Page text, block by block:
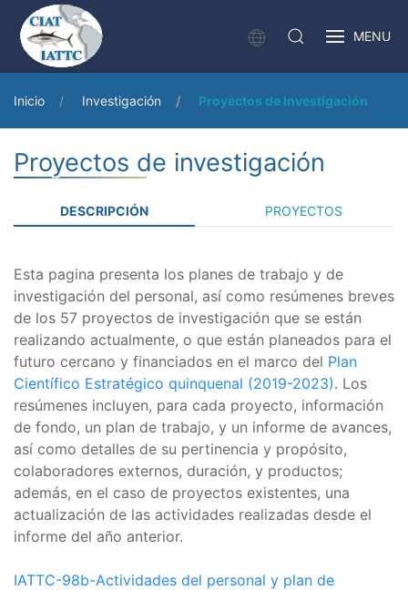
MENU
Inicio Investigación Proyectos de investigación
Proyectos de investigación
DESCRIPCIÓN PROYECTOS
Esta pagina presenta los planes de trabajo y de
investigación del personal, así como resúmenes breves
de los 57 proyectos de investigación que se están
realizando actualmente, o que están planeados para el
futuro cercano y financiados en el marco del Plan
Científico Estratégico quinquenal (2019-2023). Los
resúmenes incluyen, para cada proyecto, información
de fondo, un plan de trabajo, y un informe de avances,
así como detalles de su pertinencia y propósito,
colaboradores externos, duración, y productos;
además, en el caso de proyectos existentes, una
actualización de las actividades realizadas desde el
informe del año anterior.
IATTC-98b-Actividades del personal y plan de